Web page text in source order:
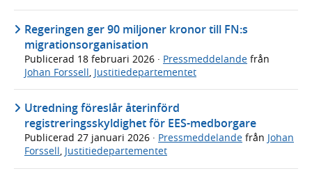
Regeringen ger 90 miljoner kronor till FN:s
migrationsorganisation
Publicerad 18 februari 2026 · Pressmeddelande från
Johan Forssell Justitiedepartementet
Utredning föreslår återinförd
registreringsskyldighet för EES-medborgare
Publicerad 27 januari 2026 · Pressmeddelande från Johan
Forssell, Justitiedepartementet